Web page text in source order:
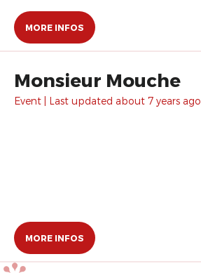
MORE INFOS
Monsieur Mouche
Event | Last updated about 7 years ago.
MORE INFOS